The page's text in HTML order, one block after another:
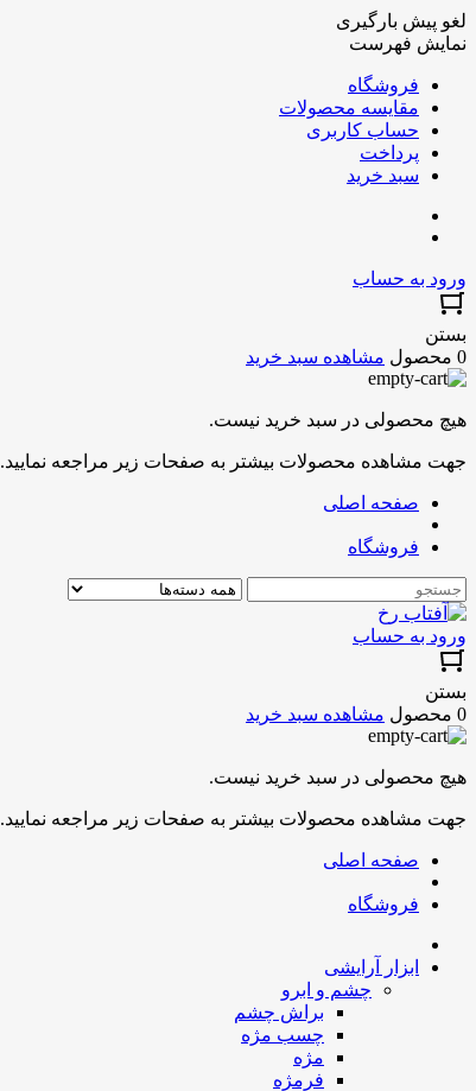
لغو پیش بارگیری
نمایش فهرست
فروشگاه
مقایسه محصولات
حساب کاربری
پرداخت
سبد خرید
ورود به حساب
بستن
0 محصول
مشاهده سبد خرید
هیچ محصولی در سبد خرید نیست.
جهت مشاهده محصولات بیشتر به صفحات زیر مراجعه نمایید.
صفحه اصلی
فروشگاه
ورود به حساب
بستن
0 محصول
مشاهده سبد خرید
هیچ محصولی در سبد خرید نیست.
جهت مشاهده محصولات بیشتر به صفحات زیر مراجعه نمایید.
صفحه اصلی
فروشگاه
ابزار آرایشی
چشم و ابرو
براش چشم
چسب مژه
مژه
فرمژه